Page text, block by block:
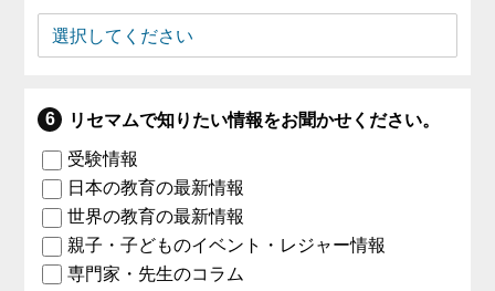
リセマムで知りたい情報をお聞かせください。
受験情報
日本の教育の最新情報
世界の教育の最新情報
親子・子どものイベント・レジャー情報
専門家・先生のコラム